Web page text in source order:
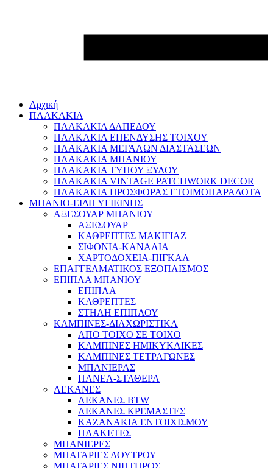
Αρχική
ΠΛΑΚΑΚΙΑ
ΠΛΑΚΑΚΙΑ ΔΑΠΕΔΟΥ
ΠΛΑΚΑΚΙΑ ΕΠΕΝΔΥΣΗΣ ΤΟΙΧΟΥ
ΠΛΑΚΑΚΙΑ ΜΕΓΑΛΩΝ ΔΙΑΣΤΑΣΕΩΝ
ΠΛΑΚΑΚΙΑ ΜΠΑΝΙΟΥ
ΠΛΑΚΑΚΙΑ ΤΥΠΟΥ ΞΥΛΟΥ
ΠΛΑΚΑΚΙΑ VINTAGE PATCHWORK DECOR
ΠΛΑΚΑΚΙΑ ΠΡΟΣΦΟΡΑΣ ΕΤΟΙΜΟΠΑΡΑΔΟΤΑ
ΜΠΑΝΙΟ-ΕΙΔΗ ΥΓΙΕΙΝΗΣ
ΑΞΕΣΟΥΑΡ ΜΠΑΝΙΟΥ
ΑΞΕΣΟΥΑΡ
ΚΑΘΡΕΠΤΕΣ ΜΑΚΙΓΙΑΖ
ΣΙΦΟΝΙΑ-ΚΑΝΑΛΙΑ
ΧΑΡΤΟΔΟΧΕΙΑ-ΠΙΓΚΑΛ
ΕΠΑΓΓΕΛΜΑΤΙΚΟΣ ΕΞΟΠΛΙΣΜΟΣ
ΕΠΙΠΛΑ ΜΠΑΝΙΟΥ
ΕΠΙΠΛΑ
ΚΑΘΡΕΠΤΕΣ
ΣΤΗΛΗ ΕΠΙΠΛΟΥ
ΚΑΜΠΙΝΕΣ-ΔΙΑΧΩΡΙΣΤΙΚΑ
ΑΠΟ ΤΟΙΧΟ ΣΕ ΤΟΙΧΟ
ΚΑΜΠΙΝΕΣ ΗΜΙΚΥΚΛΙΚΕΣ
ΚΑΜΠΙΝΕΣ ΤΕΤΡΑΓΩΝΕΣ
ΜΠΑΝΙΕΡΑΣ
ΠΑΝΕΛ-ΣΤΑΘΕΡΑ
ΛΕΚΑΝΕΣ
ΛΕΚΑΝΕΣ BTW
ΛΕΚΑΝΕΣ ΚΡΕΜΑΣΤΕΣ
ΚΑΖΑΝΑΚΙΑ ΕΝΤΟΙΧΙΣΜΟΥ
ΠΛΑΚΕΤΕΣ
ΜΠΑΝΙΕΡΕΣ
ΜΠΑΤΑΡΙΕΣ ΛΟΥΤΡΟΥ
ΜΠΑΤΑΡΙΕΣ ΝΙΠΤΗΡΟΣ